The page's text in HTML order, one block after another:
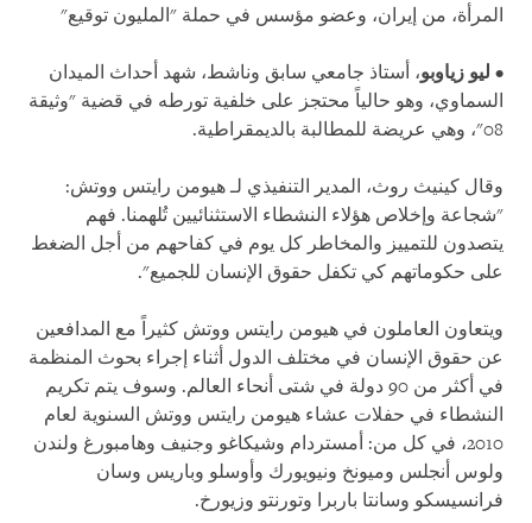
المرأة، من إيران، وعضو مؤسس في حملة "المليون توقيع"
• ليو زياوبو، أستاذ جامعي سابق وناشط، شهد أحداث الميدان
السماوي، وهو حالياً محتجز على خلفية تورطه في قضية "وثيقة
08"، وهي عريضة للمطالبة بالديمقراطية.
وقال كينيث روث، المدير التنفيذي لـ هيومن رايتس ووتش:
"شجاعة وإخلاص هؤلاء النشطاء الاستثنائيين تُلهمنا. فهم
يتصدون للتمييز والمخاطر كل يوم في كفاحهم من أجل الضغط
على حكوماتهم كي تكفل حقوق الإنسان للجميع".
ويتعاون العاملون في هيومن رايتس ووتش كثيراً مع المدافعين
عن حقوق الإنسان في مختلف الدول أثناء إجراء بحوث المنظمة
في أكثر من 90 دولة في شتى أنحاء العالم. وسوف يتم تكريم
النشطاء في حفلات عشاء هيومن رايتس ووتش السنوية لعام
2010، في كل من: أمستردام وشيكاغو وجنيف وهامبورغ ولندن
ولوس أنجلس وميونخ ونيويورك وأوسلو وباريس وسان
فرانسيسكو وسانتا باربرا وتورنتو وزيورخ.